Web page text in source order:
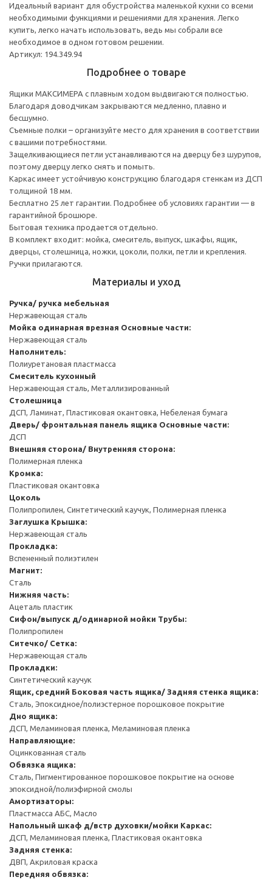
Идеальный вариант для обустройства маленькой кухни со всеми
необходимыми функциями и решениями для хранения. Легко
купить, легко начать использовать, ведь мы собрали все
необходимое в одном готовом решении.
Артикул: 194.349.94
Подробнее о товаре
Ящики МАКСИМЕРА с плавным ходом выдвигаются полностью.
Благодаря доводчикам закрываются медленно, плавно и
бесшумно.
Съемные полки – организуйте место для хранения в соответствии
с вашими потребностями.
Защелкивающиеся петли устанавливаются на дверцу без шурупов,
поэтому дверцу легко снять и помыть.
Каркас имеет устойчивую конструкцию благодаря стенкам из ДСП
толщиной 18 мм.
Бесплатно 25 лет гарантии. Подробнее об условиях гарантии — в
гарантийной брошюре.
Бытовая техника продается отдельно.
В комплект входит: мойка, смеситель, выпуск, шкафы, ящик,
дверцы, столешница, ножки, цоколи, полки, петли и крепления.
Ручки прилагаются.
Материалы и уход
Ручка/ ручка мебельная
Нержавеющая сталь
Мойка одинарная врезная Основные части:
Нержавеющая сталь
Наполнитель:
Полиуретановая пластмасса
Смеситель кухонный
Нержавеющая сталь, Металлизированный
Столешница
ДСП, Ламинат, Пластиковая окантовка, Небеленая бумага
Дверь/ фронтальная панель ящика Основные части:
ДСП
Внешняя сторона/ Внутренняя сторона:
Полимерная пленка
Кромка:
Пластиковая окантовка
Цоколь
Полипропилен, Синтетический каучук, Полимерная пленка
Заглушка Крышка:
Нержавеющая сталь
Прокладка:
Вспененный полиэтилен
Магнит:
Сталь
Нижняя часть:
Ацеталь пластик
Сифон/выпуск д/одинарной мойки Трубы:
Полипропилен
Ситечко/ Сетка:
Нержавеющая сталь
Прокладки:
Синтетический каучук
Ящик, средний Боковая часть ящика/ Задняя стенка ящика:
Сталь, Эпоксидное/полиэстерное порошковое покрытие
Дно ящика:
ДСП, Меламиновая пленка, Меламиновая пленка
Направляющие:
Оцинкованная сталь
Обвязка ящика:
Сталь, Пигментированное порошковое покрытие на основе
эпоксидной/полиэфирной смолы
Амортизаторы:
Пластмасса АБС, Масло
Напольный шкаф д/встр духовки/мойки Каркас:
ДСП, Меламиновая пленка, Пластиковая окантовка
Задняя стенка:
ДВП, Акриловая краска
Передняя обвязка: